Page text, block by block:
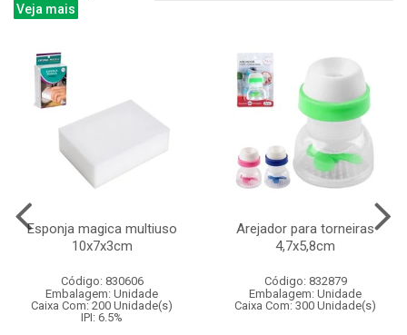
Veja mais
Esponja magica multiuso
10x7x3cm
Código: 830606
Embalagem: Unidade
Caixa Com: 200 Unidade(s)
IPI: 6.5%
Arejador para torneiras
4,7x5,8cm
Código: 832879
Embalagem: Unidade
Caixa Com: 300 Unidade(s)